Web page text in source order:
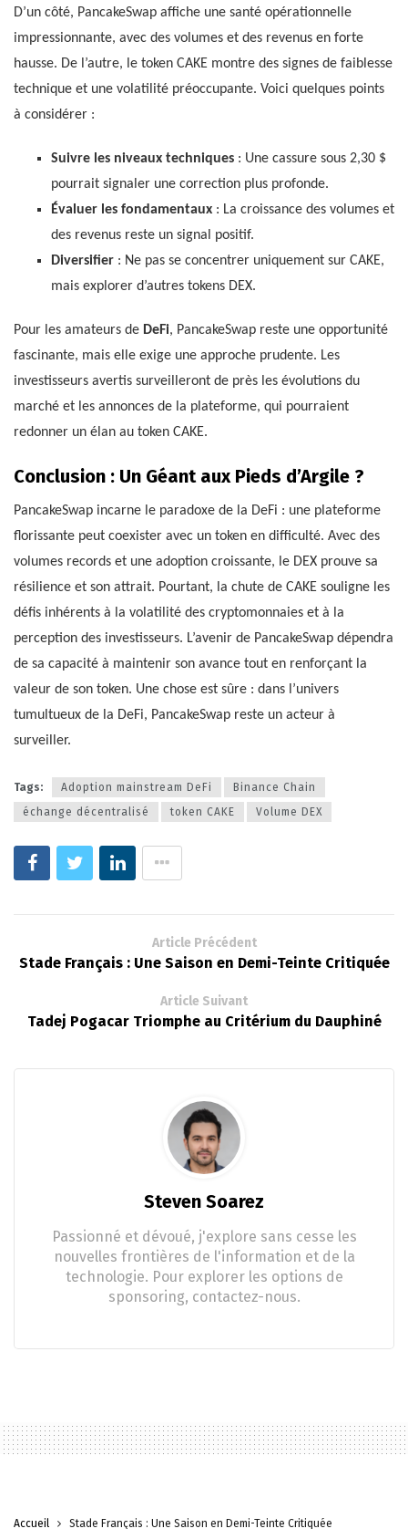
D’un côté, PancakeSwap affiche une santé opérationnelle
impressionnante, avec des volumes et des revenus en forte
hausse. De l’autre, le token CAKE montre des signes de faiblesse
technique et une volatilité préoccupante. Voici quelques points
à considérer :
Suivre les niveaux techniques: Une cassure sous 2,30 $
pourrait signaler une correction plus profonde.
Évaluer les fondamentaux: La croissance des volumes et
des revenus reste un signal positif.
Diversifier: Ne pas se concentrer uniquement sur CAKE,
mais explorer d’autres tokens DEX.
Pour les amateurs de DeFi, PancakeSwap reste une opportunité
fascinante, mais elle exige une approche prudente. Les
investisseurs avertis surveilleront de près les évolutions du
marché et les annonces de la plateforme, qui pourraient
redonner un élan au token CAKE.
Conclusion : Un Géant aux Pieds d’Argile ?
PancakeSwap incarne le paradoxe de la DeFi : une plateforme
florissante peut coexister avec un token en difficulté. Avec des
volumes records et une adoption croissante, le DEX prouve sa
résilience et son attrait. Pourtant, la chute de CAKE souligne les
défis inhérents à la volatilité des cryptomonnaies et à la
perception des investisseurs. L’avenir de PancakeSwap dépendra
de sa capacité à maintenir son avance tout en renforçant la
valeur de son token. Une chose est sûre : dans l’univers
tumultueux de la DeFi, PancakeSwap reste un acteur à
surveiller.
Tags: Adoption mainstream DeFi
Binance Chain
échange décentralisé
token CAKE Volume DEX
Article Précédent
Stade Français : Une Saison en Demi-Teinte Critiquée
Article Suivant
Tadej Pogacar Triomphe au Critérium du Dauphiné
Steven Soarez
Passionné et dévoué, j'explore sans cesse les
nouvelles frontières de l'information et de la
technologie. Pour explorer les options de
sponsoring, contactez-nous.
Accueil Stade Français : Une Saison en Demi-Teinte Critiquée